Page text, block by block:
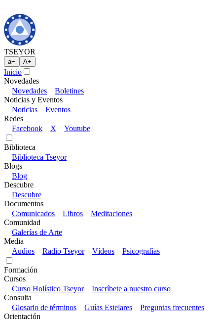
TSEYOR
a− A+
Inicio
Novedades
Novedades
Boletines
Noticias y Eventos
Noticias
Eventos
Redes
Facebook
X Youtube
Biblioteca
Biblioteca Tseyor
Blogs
Blog
Descubre
Descubre
Documentos
Comunicados
Libros
Meditaciones
Comunidad
Galerías de Arte
Media
Audios
Radio Tseyor Vídeos Psicografías
Formación
Cursos
Curso Holístico Tseyor
Inscríbete a nuestro curso
Consulta
Glosario de términos
Guías Estelares
Preguntas frecuentes
Orientación